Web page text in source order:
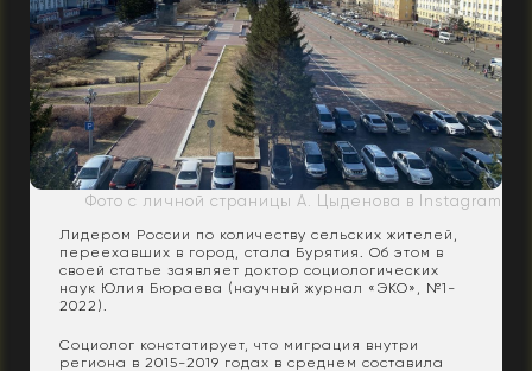
Фото с личной страницы А. Цыденова в Instagram
Лидером России по количеству сельских жителей,
переехавших в город, стала Бурятия. Об этом в
своей статье заявляет доктор социологических
наук Юлия Бюраева (научный журнал «ЭКО», №1-
2022).
Социолог констатирует, что миграция внутри
региона в 2015-2019 годах в среднем составила